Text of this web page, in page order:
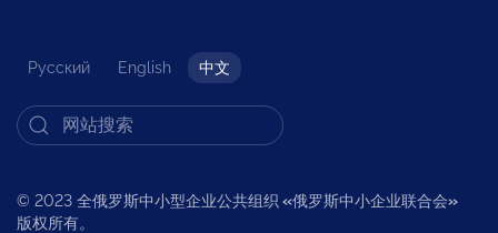
Русский English 中文
© 2023 全俄罗斯中小型企业公共组织 «俄罗斯中小企业联合会»
版权所有。